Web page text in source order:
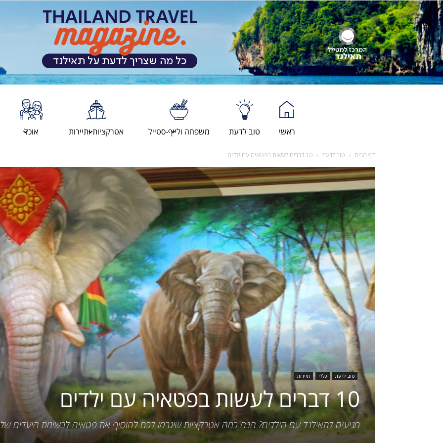
לתאילנד
ראשי טוב לדעת משפחה ולייף-סטייל אטרקציות ותיירות אוכל
דף הבית טוב לדעת 10 דברים לעשות בפטאיה עם ילדים
טוב לדעת כללי תיירות
10 דברים לעשות בפטאיה עם ילדים
מגיעים לתאילנד עם הילדים? הנה כמה אטרקציות שיגרמו לכם להוסיף את פטאיה לרשימת היעדים